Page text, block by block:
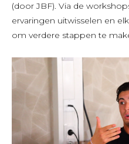
(door JBF). Via de
ervaringen uitwisselen en
om verdere stappen te